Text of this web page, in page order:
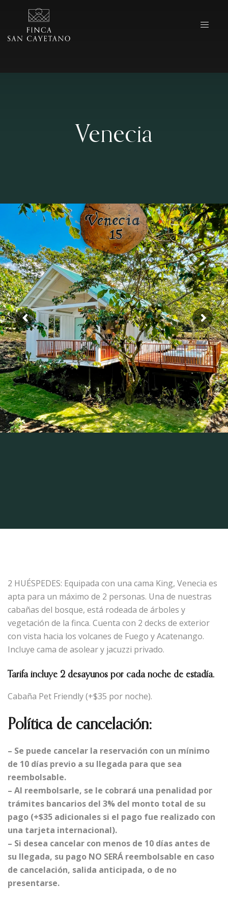
Venecia
2 HUÉSPEDES: Equipada con una cama King, Venecia es
apta para un máximo de 2 personas. Una de nuestras
cabañas del bosque, está rodeada de árboles y
vegetación de la finca. Cuenta con 2 decks de exterior
con vista hacia los volcanes de Fuego y Acatenango.
Incluye cama de asolear y jacuzzi privado.
Tarifa incluye 2 desayunos por cada noche de estadía.
Cabaña Pet Friendly (+$35 por noche).
Política de cancelación:
– Se puede cancelar la reservación con un mínimo
de 10 días previo a su llegada para que sea
reembolsable.
– Al reembolsarle, se le cobrará una penalidad por
trámites bancarios del 3% del monto total de su
pago (+$35 adicionales si el pago fue realizado con
una tarjeta internacional).
– Si desea cancelar con menos de 10 días antes de
su llegada, su pago NO SERÁ reembolsable en caso
de cancelación, salida anticipada, o de no
presentarse.